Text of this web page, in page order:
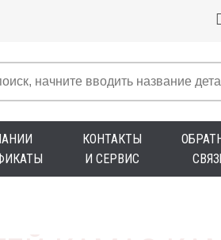
КОНТАКТЫ
И СЕРВИС